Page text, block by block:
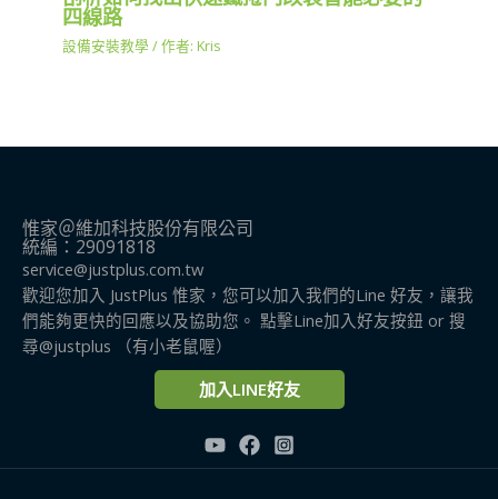
四線路
設備安裝教學 / 作者: Kris
惟家＠維加科技股份有限公司
統編：29091818
service@justplus.com.tw
歡迎您加入 JustPlus 惟家，您可以加入我們的Line 好友，讓我
們能夠更快的回應以及協助您。 點擊Line加入好友按鈕 or 搜
尋@justplus​ （有小老鼠喔）
加入LINE好友